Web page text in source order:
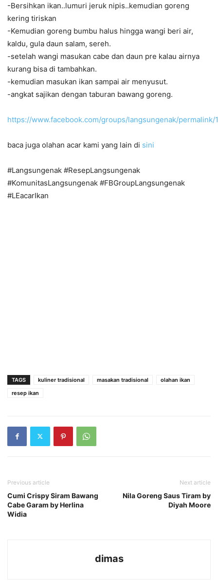
-Bersihkan ikan..lumuri jeruk nipis..kemudian goreng
kering tiriskan
-Kemudian goreng bumbu halus hingga wangi beri air,
kaldu, gula daun salam, sereh.
-setelah wangi masukan cabe dan daun pre kalau airnya
kurang bisa di tambahkan.
-kemudian masukan ikan sampai air menyusut.
-angkat sajikan dengan taburan bawang goreng.
https://www.facebook.com/groups/langsungenak/
baca juga olahan acar kami yang lain di sini
#Langsungenak #ResepLangsungenak
#KomunitasLangsungenak #FBGroupLangsungenak
#LEacarIkan
TAGS kuliner tradisional masakan tradisional
olahan ikan
resep ikan
Previous article
Cumi Crispy Siram Bawang
Cabe Garam by Herlina
Widia
Next article
Nila Goreng Saus Tiram by
Diyah Moore
dimas